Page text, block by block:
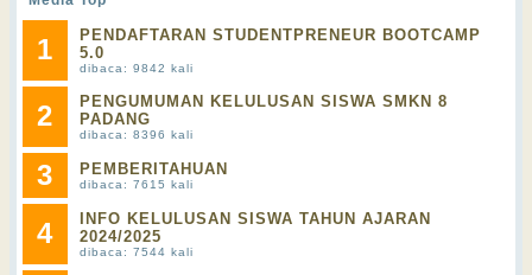
1
PENDAFTARAN STUDENTPRENEUR BOOTCAMP
5.0
dibaca: 9842 kali
2
PENGUMUMAN KELULUSAN SISWA SMKN 8
PADANG
dibaca: 8396 kali
3 PEMBERITAHUAN
dibaca: 7615 kali
4
INFO KELULUSAN SISWA TAHUN AJARAN
2024/2025
dibaca: 7544 kali